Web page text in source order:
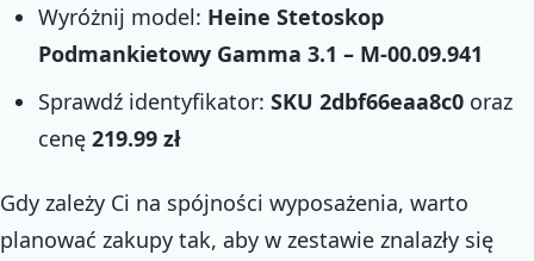
Wyróżnij model: Heine Stetoskop
Podmankietowy Gamma 3.1 – M-00.09.941
Sprawdź identyfikator: SKU 2dbf66eaa8c0oraz
cenę 219.99 zł
Gdy zależy Ci na spójności wyposażenia, warto
planować zakupy tak, aby w zestawie znalazły się